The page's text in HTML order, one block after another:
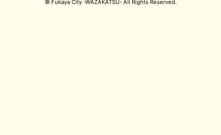
© Fukaya City -WAZAKATSU- All Rights Reserved.